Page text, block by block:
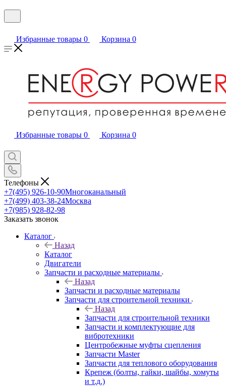
Избранные товары 0 Корзина 0
Избранные товары 0 Корзина 0
Телефоны
+7(495) 926-10-90Многоканальный
+7(499) 403-38-24Москва
+7(985) 928-82-98
Заказать звонок
Каталог
Назад
Каталог
Двигатели
Запчасти и расходные материалы
Назад
Запчасти и расходные материалы
Запчасти для строительной техники
Назад
Запчасти для строительной техники
Запчасти и комплектующие для
вибротехники
Центробежные муфты сцепления
Запчасти Master
Запчасти для теплового оборудования
Крепеж (болты, гайки, шайбы, хомуты
и т.д.)